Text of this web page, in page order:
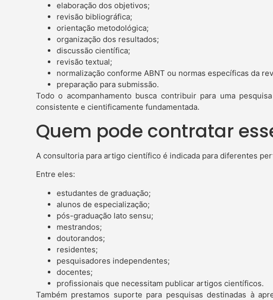
elaboração dos objetivos;
revisão bibliográfica;
orientação metodológica;
organização dos resultados;
discussão científica;
revisão textual;
normalização conforme ABNT ou normas específicas da
preparação para submissão.
Todo o acompanhamento busca contribuir para uma
consistente e cientificamente fundamentada.
Quem pode contratar
A consultoria para artigo científico é indicada para diferentes
Entre eles:
estudantes de graduação;
alunos de especialização;
pós-graduação lato sensu;
mestrandos;
doutorandos;
residentes;
pesquisadores independentes;
docentes;
profissionais que necessitam publicar artigos científicos.
Também prestamos suporte para pesquisas destinadas à